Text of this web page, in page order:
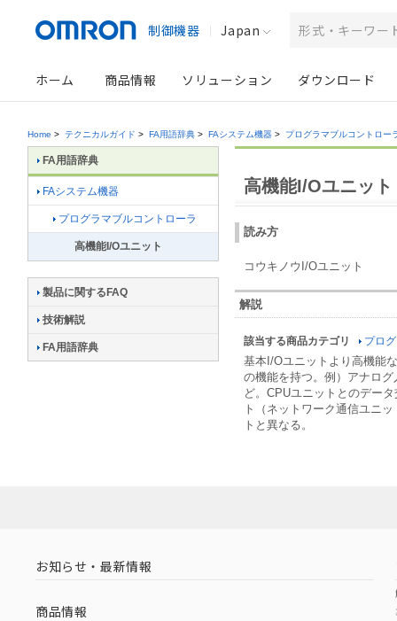
制御機器 Japan
ホーム 商品情報 ソリューション ダウンロード
Home > テクニカルガイド > FA用語辞典 > FAシステム機器 > プログラマブルコントロー
高機能I/Oユニット
読み方
コウキノウI/Oユニット
解説
該当する商品カテゴリ プロ
基本I/Oユニットより高機能
の機能を持つ。例）アナロ
ど。CPUユニットとのデー
ト（ネットワーク通信ユニ
トと異なる。
FA用語辞典
FAシステム機器
プログラマブルコントローラ
高機能I/Oユニット
製品に関するFAQ
技術解説
FA用語辞典
お知らせ・最新情報
商品情報